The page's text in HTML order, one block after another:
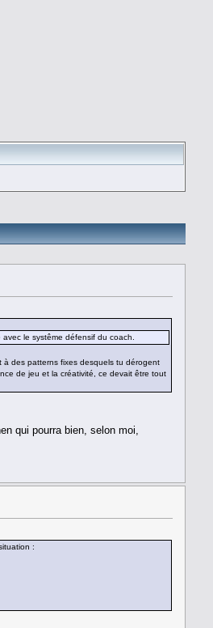
le systême défensif du coach.
des patterns fixes desquels tu dérogent
de jeu et la créativité, ce devait être tout
qui pourra bien, selon moi,
: